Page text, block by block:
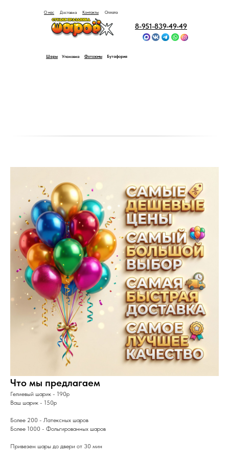
8-951-839-49-49
О нас Доставка Оплата
Контакты
Шары Упаковка Бутафория
Фотозоны
Что мы предлагаем
Гелиевый шарик - 190р
Ваш шарик - 150р
Более 200 - Латексных шаров
Более 1000 - Фольгированных шаров
Привезем шары до двери от 30 мин